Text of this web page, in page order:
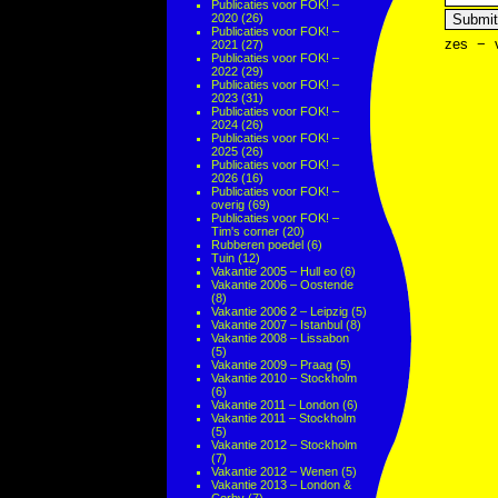
Publicaties voor FOK! –
2020 (26)
Publicaties voor FOK! –
2021 (27)
Publicaties voor FOK! –
2022 (29)
Publicaties voor FOK! –
2023 (31)
Publicaties voor FOK! –
2024 (26)
Publicaties voor FOK! –
2025 (26)
Publicaties voor FOK! –
2026 (16)
Publicaties voor FOK! –
overig (69)
Publicaties voor FOK! –
Tim's corner (20)
Rubberen poedel (6)
Tuin (12)
Vakantie 2005 – Hull eo (6)
Vakantie 2006 – Oostende
(8)
Vakantie 2006 2 – Leipzig (5)
Vakantie 2007 – Istanbul (8)
Vakantie 2008 – Lissabon
(5)
Vakantie 2009 – Praag (5)
Vakantie 2010 – Stockholm
(6)
Vakantie 2011 – London (6)
Vakantie 2011 – Stockholm
(5)
Vakantie 2012 – Stockholm
(7)
Vakantie 2012 – Wenen (5)
Vakantie 2013 – London &
zes −